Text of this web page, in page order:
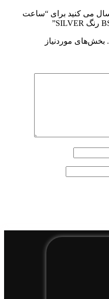
می کنید برای “ساعت
بخش‌های موردنیاز